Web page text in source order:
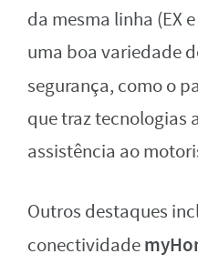
da mesma linha (EX
uma boa variedade
segurança, como o
que traz tecnologias
assistência ao
Outros destaques
conectividade